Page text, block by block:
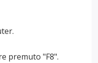
premuto "F8".